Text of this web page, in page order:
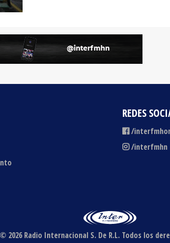
REDES
/
/interfmhn
© 2026 Radio Internacional S. De R.L. Todos los